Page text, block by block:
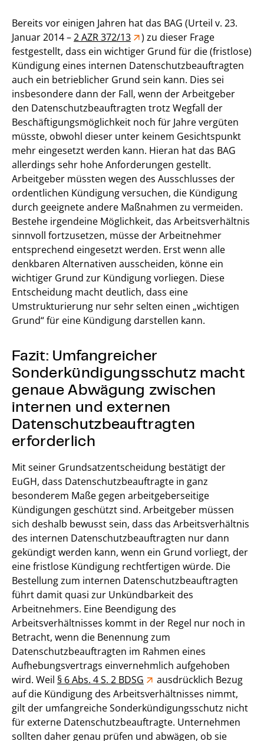
Bereits vor einigen Jahren hat das BAG (Urteil v. 23.
Januar 2014 –2 AZR 372/13
) zu dieser Frage
festgestellt, dass ein wichtiger Grund für die (fristlose)
Kündigung eines internen Datenschutzbeauftragten
auch ein betrieblicher Grund sein kann. Dies sei
insbesondere dann der Fall, wenn der Arbeitgeber
den Datenschutzbeauftragten trotz Wegfall der
Beschäftigungsmöglichkeit noch für Jahre vergüten
müsste, obwohl dieser unter keinem Gesichtspunkt
mehr eingesetzt werden kann. Hieran hat das BAG
allerdings sehr hohe Anforderungen gestellt.
Arbeitgeber müssten wegen des Ausschlusses der
ordentlichen Kündigung versuchen, die Kündigung
durch geeignete andere Maßnahmen zu vermeiden.
Bestehe irgendeine Möglichkeit, das Arbeitsverhältnis
sinnvoll fortzusetzen, müsse der Arbeitnehmer
entsprechend eingesetzt werden. Erst wenn alle
denkbaren Alternativen ausscheiden, könne ein
wichtiger Grund zur Kündigung vorliegen. Diese
Entscheidung macht deutlich, dass eine
Umstrukturierung nur sehr selten einen „wichtigen
Grund“ für eine Kündigung darstellen kann.
Fazit: Umfangreicher
Sonderkündigungsschutz macht
genaue Abwägung zwischen
internen und externen
Datenschutzbeauftragten
erforderlich
Mit seiner Grundsatzentscheidung bestätigt der
EuGH, dass Datenschutzbeauftragte in ganz
besonderem Maße gegen arbeitgeberseitige
Kündigungen geschützt sind. Arbeitgeber müssen
sich deshalb bewusst sein, dass das Arbeitsverhältnis
des internen Datenschutzbeauftragten nur dann
gekündigt werden kann, wenn ein Grund vorliegt, der
eine fristlose Kündigung rechtfertigen würde. Die
Bestellung zum internen Datenschutzbeauftragten
führt damit quasi zur Unkündbarkeit des
Arbeitnehmers. Eine Beendigung des
Arbeitsverhältnisses kommt in der Regel nur noch in
Betracht, wenn die Benennung zum
Datenschutzbeauftragten im Rahmen eines
Aufhebungsvertrags einvernehmlich aufgehoben
wird. Weil § 6 Abs. 4 S. 2 BDSG
ausdrücklich Bezug
auf die Kündigung des Arbeitsverhältnisses nimmt,
gilt der umfangreiche Sonderkündigungsschutz nicht
für externe Datenschutzbeauftragte. Unternehmen
sollten daher genau prüfen und abwägen, ob sie